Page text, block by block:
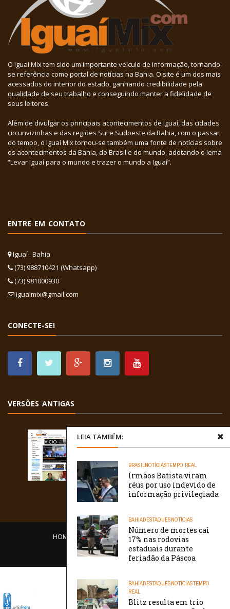
LEIA TAMBÉM:
BRASILNOTÍCIASTEMPO REAL
Irmãos Batista viram
réus por uso indevido de
informação privilegiada
BAHIADESTAQUESNOTÍCIAS
Número de mortes cai
17% nas rodovias
estaduais durante
feriadão da Páscoa
BAHIADESTAQUESNOTÍCIASTEMPO
REAL
Blitz resulta em trio
O Iguaí Mix tem sido um importante veículo de informação, tornando-
se referência como portal de notícias na Bahia. O site é um dos mais
acessados do interior do estado, ganhando credibilidade pela
qualidade de seu trabalho e conseguindo manter a fidelidade de
seus leitores.
Além de divulgar os principais acontecimentos de Iguaí, das cidades
circunvizinhas e das regiões Sul e Sudoeste da Bahia, com o passar
do tempo, o Iguaí Mix tornou-se também uma fonte de notícias sobre
os acontecimentos da Bahia, do Brasil e do mundo, adotando o lema
“Levar Iguaí para o mundo e trazer o mundo a Iguaí”.
ENTRE EM CONTATO
Iguaí . Bahia
(73) 988710421 (Whatsapp)
(73) 981000930
iguaimix@gmail.com
CONECTE-SE!
VERSÕES ANTIGAS
HOME EQUIPE O PORTAL CONTATO
/// WebtivaHOSTING